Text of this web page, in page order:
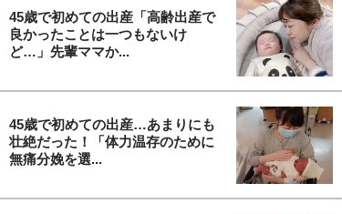
45歳で初めての出産「高齢出産で
良かったことは一つもないけ
ど…」先輩ママか...
45歳で初めての出産…あまりにも
壮絶だった！「体力温存のために
無痛分娩を選...